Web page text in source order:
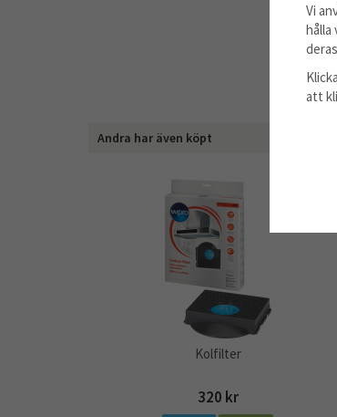
Andra har även köpt
Kolfilter
320 kr
Vi
hålla
att